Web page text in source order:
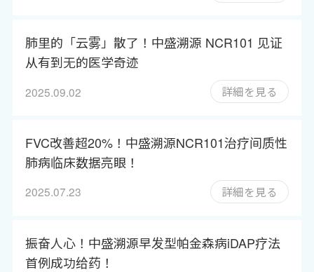
肺里的「云雾」散了！中盛溯源 NCR101 见证
从有到无的医学奇迹
2025.09.02 詳細を見る
FVC改善超20%！中盛溯源NCR101治疗间质性
肺病临床数据亮眼！
2025.07.23 詳細を見る
振奋人心！中盛溯源早发型帕金森病iDAP疗法
首例成功给药！